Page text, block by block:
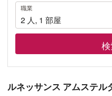
職
業
職業
2 人, 1 部屋
ルネッサンス アムステル